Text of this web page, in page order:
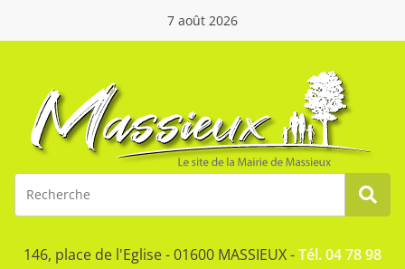
7 août 2026
146, place de l'Eglise - 01600 MASSIEUX -Tél. 04 78 98